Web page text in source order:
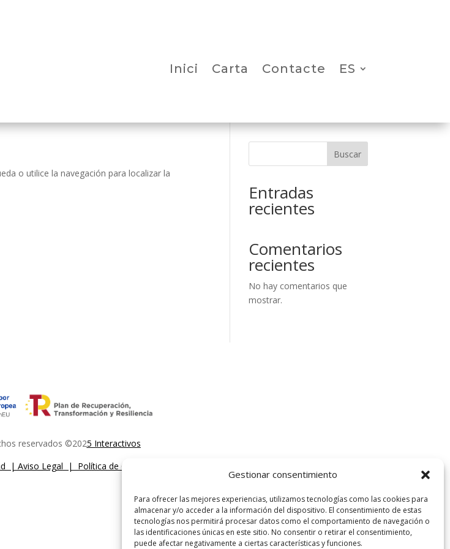
Gestionar consentimiento
Para ofrecer las mejores experiencias, utilizamos tecnologías como las cookies para
almacenar y/o acceder a la información del dispositivo. El consentimiento de estas
tecnologías nos permitirá procesar datos como el comportamiento de navegación o
las identificaciones únicas en este sitio. No consentir o retirar el consentimiento,
puede afectar negativamente a ciertas características y funciones.
Inici Carta Contacte ES
o utilice la navegación para localizar la
Buscar
Entradas
recientes
Comentarios
recientes
No hay comentarios que
mostrar.
reservados ©2025 Interactivos
| Aviso Legal | Política de Cookies